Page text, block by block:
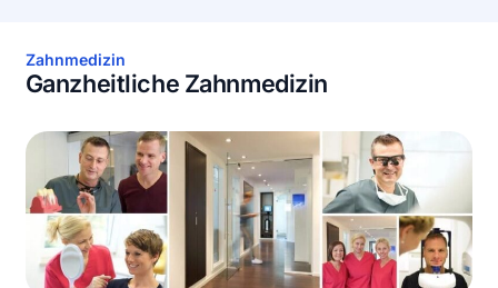
Zahnmedizin
Ganzheitliche Zahnmedizin